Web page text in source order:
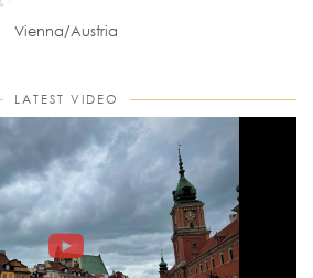
Vienna/Austria
LATEST VIDEO